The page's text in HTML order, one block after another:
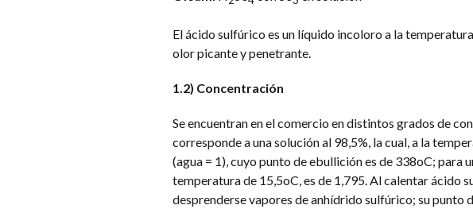
El ácido sulfúrico es un líquido incoloro a la
olor picante y penetrante.
1.2) Concentración
Se encuentran en el comercio en distintos grados de
corresponde a una solución al 98,5%, la cual, a la
(agua = 1), cuyo punto de ebullición es de 338oC; para
temperatura de 15,5oC, es de 1,795. Al calentar ácido
desprenderse vapores de anhídrido sulfúrico; su punto